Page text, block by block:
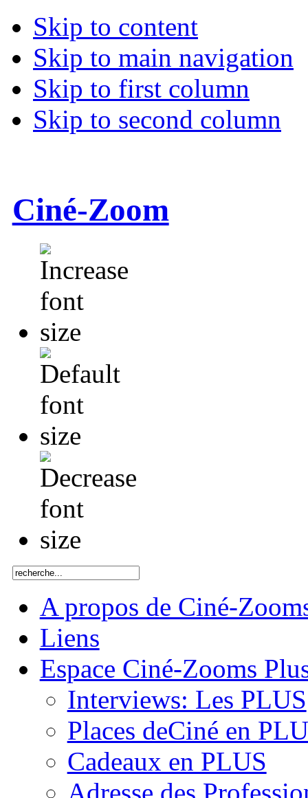
Skip to content
Skip to main navigation
Skip to first column
Skip to second column
Ciné-Zoom
A propos de Ciné-
Liens
Espace Ciné-Zooms
Interviews: Les PLUS
Places deCiné en
Cadeaux en PLUS
Adresse des